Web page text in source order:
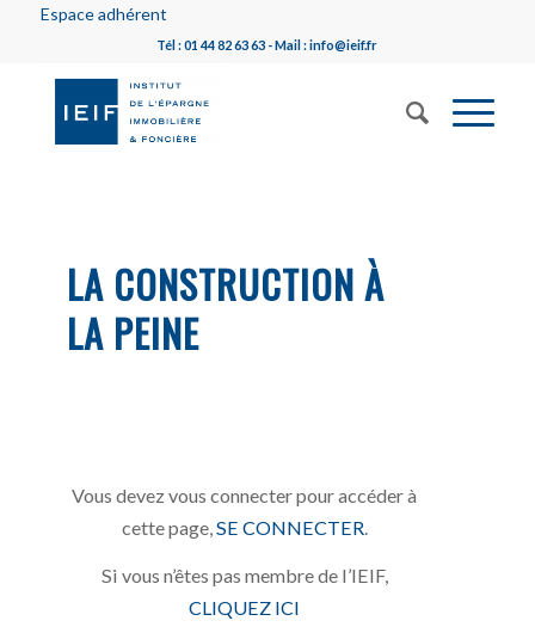
Espace adhérent
Tél : 01 44 82 63 63 - Mail : info@ieif.fr
LA CONSTRUCTION À
LA PEINE
Vous devez vous connecter pour accéder à
cette page, SE CONNECTER
Si vous n’êtes pas membre de l’IEIF,
CLIQUEZ ICI